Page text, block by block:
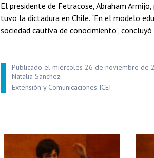
El presidente de Fetracose, Abraham
tuvo la dictadura en Chile. "En el modelo
sociedad cautiva de conocimiento",
Publicado el miércoles 26 de noviembre de
Natalia Sánchez
Extensión y Comunicaciones ICEI